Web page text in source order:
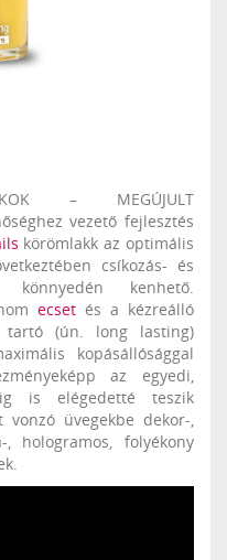
– MEGÚJULT
vezető fejlesztés
körömlakk az optimális
csíkozás- és
könnyedén kenhető.
ecset és a kézreálló
tartó (ún. long lasting)
kopásállósággal
az egyedi,
is elégedetté teszik
vonzó üvegekbe dekor-,
hologramos, folyékony